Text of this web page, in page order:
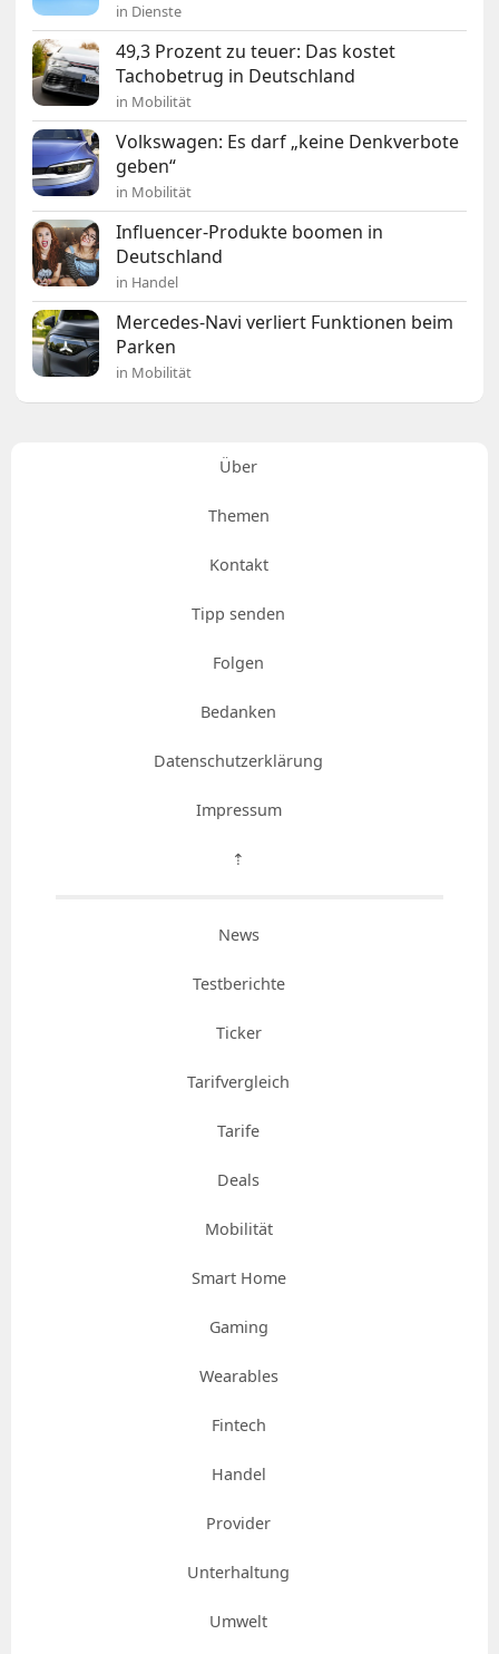
in Dienste
49,3 Prozent zu teuer: Das kostet
Tachobetrug in Deutschland
in Mobilität
Volkswagen: Es darf „keine Denkverbote
geben“
in Mobilität
Influencer-Produkte boomen in
Deutschland
in Handel
Mercedes-Navi verliert Funktionen beim
Parken
in Mobilität
Über
Themen
Kontakt
Tipp senden
Folgen
Bedanken
Datenschutzerklärung
Impressum
⇡
News
Testberichte
Ticker
Tarifvergleich
Tarife
Deals
Mobilität
Smart Home
Gaming
Wearables
Fintech
Handel
Provider
Unterhaltung
Umwelt